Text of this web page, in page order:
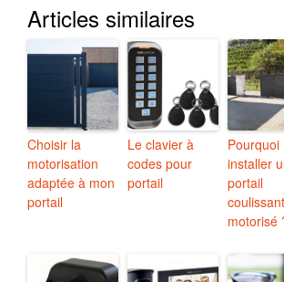
Articles similaires
Choisir la
motorisation
adaptée à mon
portail
Le clavier à
codes pour
portail
Pourquoi
installer
portail
coulissant
motorisé